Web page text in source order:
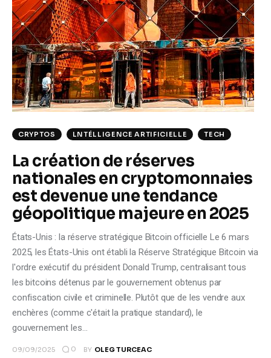
Climate
Markets
Tech
Reports
Shop
CRYPTOS LNTÉLLIGENCE ARTIFICIELLE TECH
La création de réserves
nationales en cryptomonnaies
est devenue une tendance
géopolitique majeure en 2025
États-Unis : la réserve stratégique Bitcoin officielle Le 6 mars
2025, les États-Unis ont établi la Réserve Stratégique Bitcoin via
l'ordre exécutif du président Donald Trump, centralisant tous
les bitcoins détenus par le gouvernement obtenus par
confiscation civile et criminelle. Plutôt que de les vendre aux
enchères (comme c'était la pratique standard), le
gouvernement les…
09/09/2025 0 BY OLEG TURCEAC